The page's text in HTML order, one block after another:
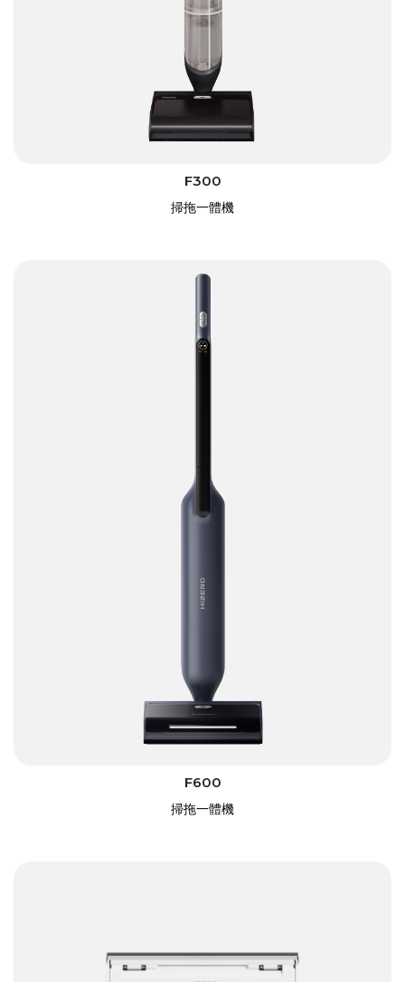
F300
掃拖一體機
F600
掃拖一體機